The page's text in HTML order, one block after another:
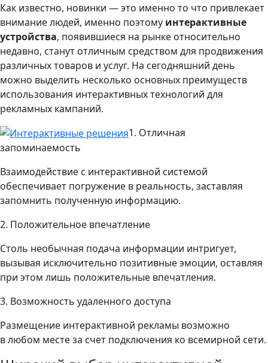
Как известно, новинки — это именно то что привлекает
внимание людей, именно поэтому интерактивные
устройства, появившиеся на рынке относительно
недавно, станут отличным средством для продвижения
различных товаров и услуг. На сегодняшний день
можно выделить несколько основных преимуществ
использования интерактивных технологий для
рекламных кампаний.
1. Отличная
запоминаемость
Взаимодействие с интерактивной системой
обеспечивает погружение в реальность, заставляя
запомнить полученную информацию.
2. Положительное впечатление
Столь необычная подача информации интригует,
вызывая исключительно позитивные эмоции, оставляя
при этом лишь положительные впечатления.
3. Возможность удаленного доступа
Размещение интерактивной рекламы возможно
в любом месте за счет подключения ко всемирной сети.